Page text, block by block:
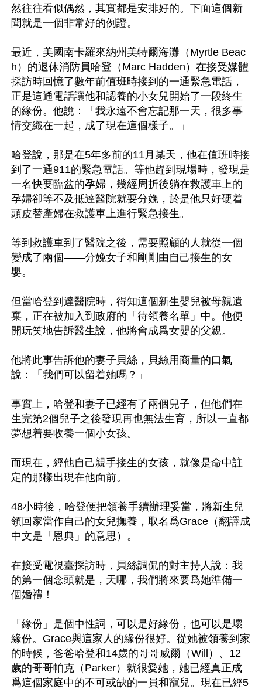
然往往看似偶然，其實都是安排好的。下面這個新
聞就是一個非常好的例證。
最近，美國南卡羅來納州美特爾海灘（Myrtle Beac
h）的退休消防員哈登（Marc Hadden）在接受媒體
採訪時回憶了數年前值班時接到的一通緊急電話，
正是這通電話讓他和認養的小女兒開始了一段終生
的緣份。他說：「我永遠不會忘記那一天，很多事
情交織在一起，成了現在這個樣子。」
哈登說，那是在5年多前的11月某天，他在值班時接
到了一通911的緊急電話。等他趕到現場時，發現是
一名快要臨盆的孕婦，幾經周折後躺在救護車上的
孕婦卻等不及抵達醫院就要分娩，於是他只好硬着
頭皮替產婦在救護車上進行緊急接生。
等到救護車到了醫院之後，需要照顧的人就從一個
變成了兩個——分娩女子和剛剛由自己接生的女
嬰。
但當哈登到達醫院時，得知這個新生嬰兒被母親遺
棄，正在被加入到政府的「待領養名單」中。他便
開玩笑地告訴醫生說，他將會成爲女嬰的父親。
他將此事告訴他的妻子貝絲，貝絲用商量的口氣
說：「我們可以留着她嗎？」
事實上，哈登和妻子已經有了兩個兒子，但他們在
生完第2個兒子之後發現再也無法生育，所以一直都
夢想着要收養一個小女孩。
而現在，經他自己親手接生的女孩，就像是命中註
定的那樣出現在他面前。
48小時後，哈登便把領養手續辦理妥當，將新生兒
領回家當作自己的女兒撫養，取名爲Grace（翻譯成
中文是「恩典」的意思）。
在接受電視臺採訪時，貝絲調侃的對主持人說：我
的第一個念頭就是，天哪，我們將來要爲她準備一
個婚禮！
「緣份」是個中性詞，可以是好緣份，也可以是壞
緣份。Grace與這家人的緣份很好。從她被領養到家
的時候，爸爸哈登和14歲的哥哥威爾（Will）、12
歲的哥哥帕克（Parker）就很愛她，她已經真正成
爲這個家庭中的不可或缺的一員和寵兒。現在已經5